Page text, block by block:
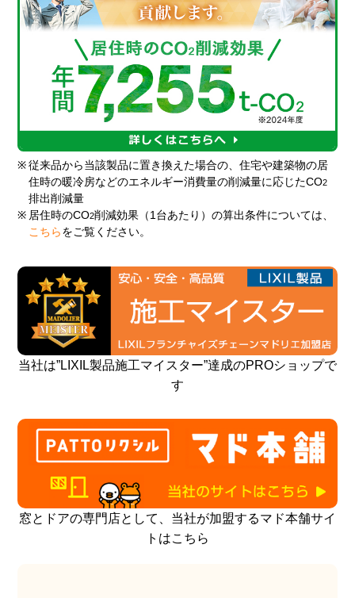
※ 従来品から当該製品に置き換えた場合の、住宅や建築物の居
住時の暖冷房などのエネルギー消費量の削減量に応じたCO2
排出削減量
※ 居住時のCO2削減効果（1台あたり）の算出条件については、
こちら をご覧ください。
当社は”LIXIL製品施工マイスター”達成のPROショップで
す
窓とドアの専門店として、当社が加盟するマド本舗サイ
トはこちら